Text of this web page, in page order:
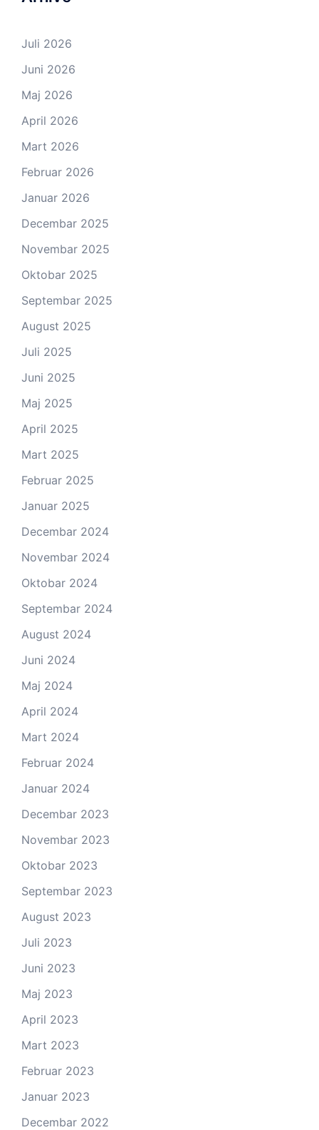
Juli 2026
Juni 2026
Maj 2026
April 2026
Mart 2026
Februar 2026
Januar 2026
Decembar 2025
Novembar 2025
Oktobar 2025
Septembar 2025
August 2025
Juli 2025
Juni 2025
Maj 2025
April 2025
Mart 2025
Februar 2025
Januar 2025
Decembar 2024
Novembar 2024
Oktobar 2024
Septembar 2024
August 2024
Juni 2024
Maj 2024
April 2024
Mart 2024
Februar 2024
Januar 2024
Decembar 2023
Novembar 2023
Oktobar 2023
Septembar 2023
August 2023
Juli 2023
Juni 2023
Maj 2023
April 2023
Mart 2023
Februar 2023
Januar 2023
Decembar 2022